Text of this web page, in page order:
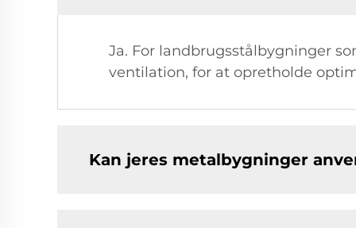
Ja. For landbrugsstålbygninger
ventilation, for at opretholde
Kan jeres metalbygninger